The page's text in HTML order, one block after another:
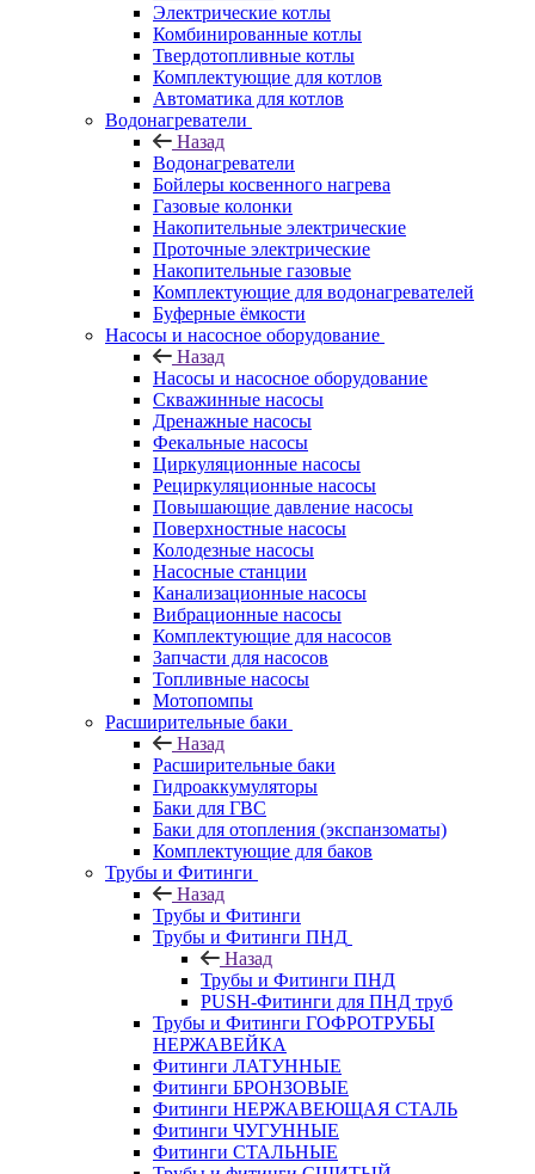
Электрические котлы
Комбинированные котлы
Твердотопливные котлы
Комплектующие для котлов
Автоматика для котлов
Водонагреватели
Назад
Водонагреватели
Бойлеры косвенного нагрева
Газовые колонки
Накопительные электрические
Проточные электрические
Накопительные газовые
Комплектующие для водонагревателей
Буферные ёмкости
Насосы и насосное оборудование
Назад
Насосы и насосное оборудование
Скважинные насосы
Дренажные насосы
Фекальные насосы
Циркуляционные насосы
Рециркуляционные насосы
Повышающие давление насосы
Поверхностные насосы
Колодезные насосы
Насосные станции
Канализационные насосы
Вибрационные насосы
Комплектующие для насосов
Запчасти для насосов
Топливные насосы
Мотопомпы
Расширительные баки
Назад
Расширительные баки
Гидроаккумуляторы
Баки для ГВС
Баки для отопления (экспанзоматы)
Комплектующие для баков
Трубы и Фитинги
Назад
Трубы и Фитинги
Трубы и Фитинги ПНД
Назад
Трубы и Фитинги ПНД
PUSH-Фитинги для ПНД труб
Трубы и Фитинги ГОФРОТРУБЫ
НЕРЖАВЕЙКА
Фитинги ЛАТУННЫЕ
Фитинги БРОНЗОВЫЕ
Фитинги НЕРЖАВЕЮЩАЯ СТАЛЬ
Фитинги ЧУГУННЫЕ
Фитинги СТАЛЬНЫЕ